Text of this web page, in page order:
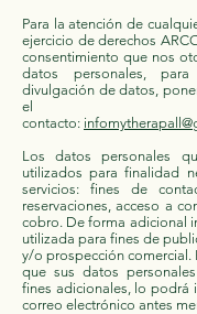
Para la atención de
ejercicio de derechos
consentimiento que nos
datos personales,
divulgación de datos,
el
contacto:
Los datos personales
utilizados para finalidad
servicios: fines de
reservaciones, acceso a
cobro. De forma adicional
utilizada para fines de
y/o prospección comercial.
que sus datos
fines adicionales, lo podrá
correo electrónico antes